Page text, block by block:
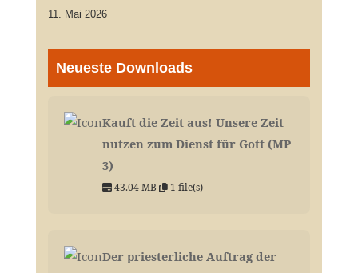
11. Mai 2026
Neueste Downloads
Kauft die Zeit aus! Unsere Zeit
nutzen zum Dienst für Gott (MP
3)
43.04 MB 1 file(s)
Der priesterliche Auftrag der